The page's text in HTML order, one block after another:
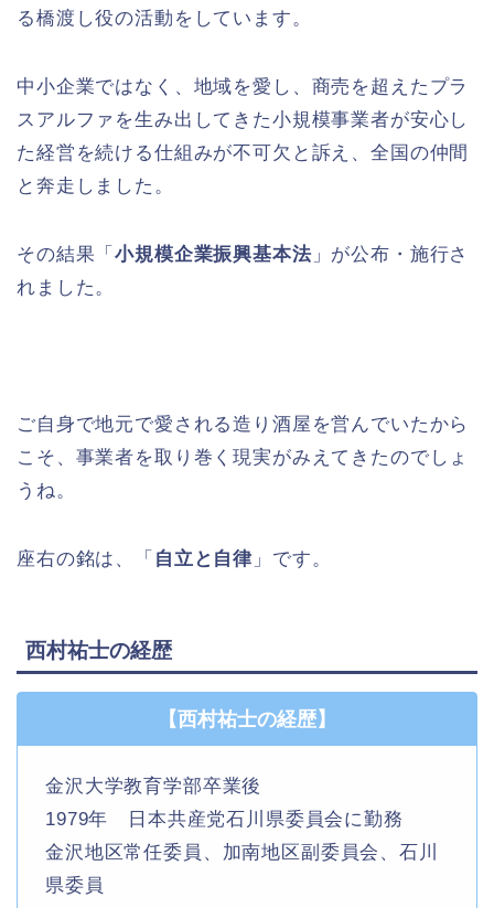
る橋渡し役の活動をしています。
中小企業ではなく、地域を愛し、商売を超えたプラ
スアルファを生み出してきた小規模事業者が安心し
た経営を続ける仕組みが不可欠と訴え、全国の仲間
と奔走しました。
その結果「小規模企業振興基本法 」が公布・施行さ
れました。
ご自身で地元で愛される造り酒屋を営んでいたから
こそ、事業者を取り巻く現実がみえてきたのでしょ
うね。
座右の銘は、「 自立と自律 」です。
西村祐士の経歴
【西村祐士の経歴】
金沢大学教育学部卒業後
1979年 日本共産党石川県委員会に勤務
金沢地区常任委員、加南地区副委員会、石川
県委員